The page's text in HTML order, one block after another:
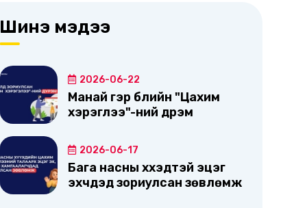
Шинэ мэдээ
2026-06-22
Манай гэр бүлийн "Цахим
хэрэглээ"-ний дүрэм
2026-06-17
Бага насны хүүхэдтэй эцэг
эхчүүдэд зориулсан зөвлөмж